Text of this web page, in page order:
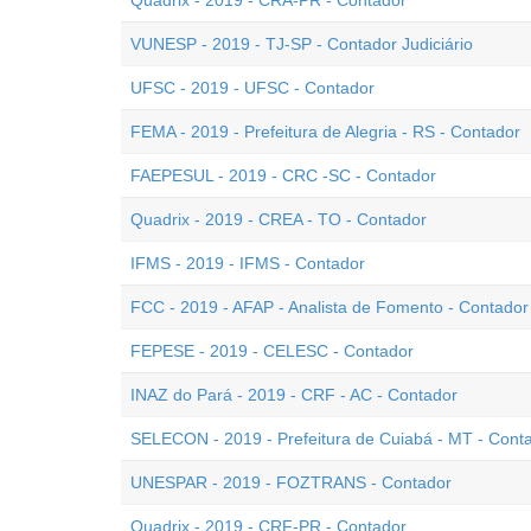
VUNESP - 2019 - TJ-SP - Contador Judiciário
UFSC - 2019 - UFSC - Contador
FEMA - 2019 - Prefeitura de Alegria - RS - Contador
FAEPESUL - 2019 - CRC -SC - Contador
Quadrix - 2019 - CREA - TO - Contador
IFMS - 2019 - IFMS - Contador
FCC - 2019 - AFAP - Analista de Fomento - Contador
FEPESE - 2019 - CELESC - Contador
INAZ do Pará - 2019 - CRF - AC - Contador
SELECON - 2019 - Prefeitura de Cuiabá - MT -
UNESPAR - 2019 - FOZTRANS - Contador
Quadrix - 2019 - CRF-PR - Contador